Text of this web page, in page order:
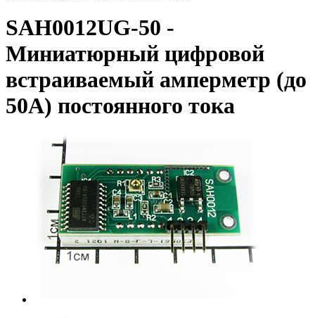
SAH0012UG-50 -
Миниатюрный цифровой
встраиваемый амперметр (до
50А) постоянного тока